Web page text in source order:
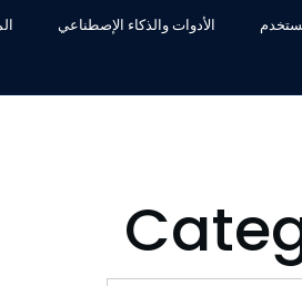
الأدوات والذكاء الإصطناعي